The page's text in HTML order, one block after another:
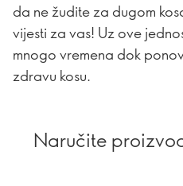
da ne žudite za dugom
vijesti za vas! Uz ove
mnogo vremena dok
zdravu kosu.
Naručite